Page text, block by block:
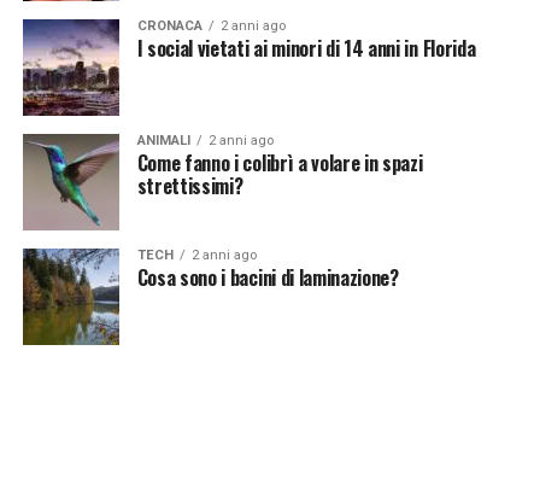
comera-la-concorrente-del-grande-fratello/]
Continua a leggere su atuttonotizie.it
Vuoi essere sempre aggiornato e ricevere le principali
notizie del giorno?
CRONACA 2 anni ago
I social vietati ai minori di 14 anni in Florida
ANIMALI 2 anni ago
Come fanno i colibrì a volare in spazi
strettissimi?
TECH 2 anni ago
Cosa sono i bacini di laminazione?